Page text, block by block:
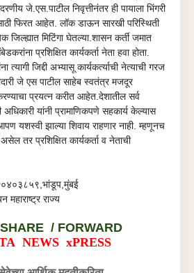
जे.एस.पाटील निवृत्तीनंतर ही पायाला भिंगरी
फिरत आहेत. लॉक डाऊन सारखी परिस्थिती
जिल्ह्यात मिटिंगा घेतल्या.शासन कर्ती जमात
प्रशिक्षित कार्यकर्ता नेता हवा होता.
त्यागी जिद्दी अभ्यासू कार्यकर्त्याची नेत्याची गरज
जे एस पाटील साहेब स्वतंत्र मजदूर
प्रयत्न करीत आहेत.देशातील सर्व
अधिकारी यांनी प्रामाणिकपणे सहकार्य केल्यास
यशस्वी झाल्या शिवाय राहणार नाही. म्हणूनच
तर प्रशिक्षित कार्यकर्ता व नेताची
राज्य
SHARE / FORWARD
NEWS xPRESS